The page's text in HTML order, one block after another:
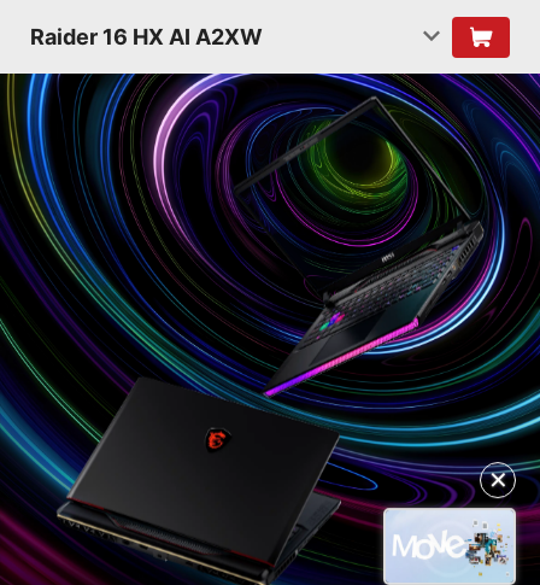
Raider 16 HX AI A2XW
✕